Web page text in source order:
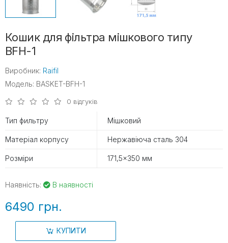
Кошик для фільтра мішкового типу
BFH-1
Виробник: Raifil
Модель: BASKET-BFH-1
0 відгуків
Тип фильтру Мішковий
Матеріал корпусу Нержавіюча сталь 304
Розміри 171,5×350 мм
Наявність: В наявності
6490 грн.
КУПИТИ